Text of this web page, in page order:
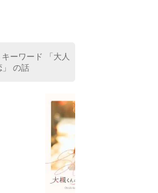
居まで提案
ーワード 「大人
」 の話